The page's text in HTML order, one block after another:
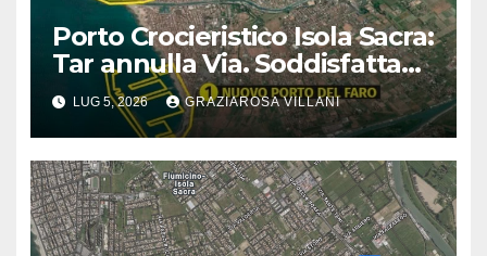
Porto Crocieristico Isola Sacra:
Tar annulla Via. Soddisfatta
Italia Nostra
LUG 5, 2026 GRAZIAROSA VILLANI